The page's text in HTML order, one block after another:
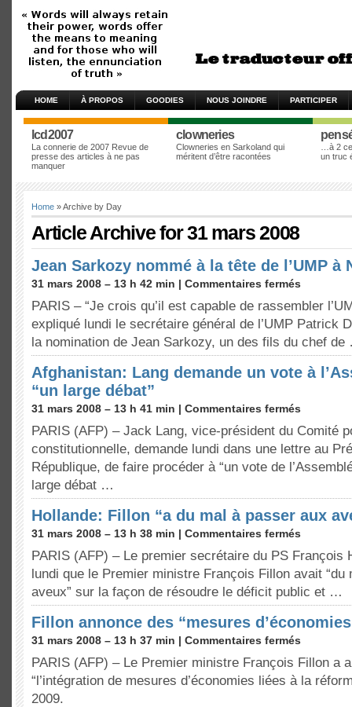
HOME À PROPOS GOODIES NOUS JOINDRE PARTICIPER
lcd2007
La connerie de 2007 Revue de
presse des articles à ne pas
manquer
clowneries
Clowneries en Sarkoland qui
méritent d’être racontées
…à 2
un truc
Home » Archive by Day
Article Archive for 31 mars 2008
Jean Sarkozy nommé à la tête de l’UMP à
31 mars 2008 – 13 h 42 min | Commentaires fermés
PARIS – “Je crois qu’il est capable de rassembler
expliqué lundi le secrétaire général de l’UMP Patrick
la nomination de Jean Sarkozy, un des fils du chef
Afghanistan: Lang demande un vote à
“un large débat”
31 mars 2008 – 13 h 41 min | Commentaires fermés
PARIS (AFP) – Jack Lang, vice-président du Comité
constitutionnelle, demande lundi dans une lettre au
République, de faire procéder à “un vote de
large débat …
Hollande: Fillon “a du mal à passer aux
31 mars 2008 – 13 h 38 min | Commentaires fermés
PARIS (AFP) – Le premier secrétaire du PS François
lundi que le Premier ministre François Fillon avait “du
aveux” sur la façon de résoudre le déficit public et …
Fillon annonce des “mesures
31 mars 2008 – 13 h 37 min | Commentaires fermés
PARIS (AFP) – Le Premier ministre François Fillon a
“l’intégration de mesures d’économies liées à la
2009.